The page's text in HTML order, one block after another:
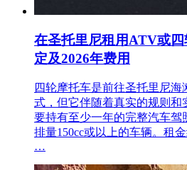
在圣托里尼租用ATV或
定及2026年费用
四轮摩托车是前往圣托里尼
式，但它伴随着真实的规则和
要持有至少一年的完整汽车驾
排量150cc或以上的车辆。租
…